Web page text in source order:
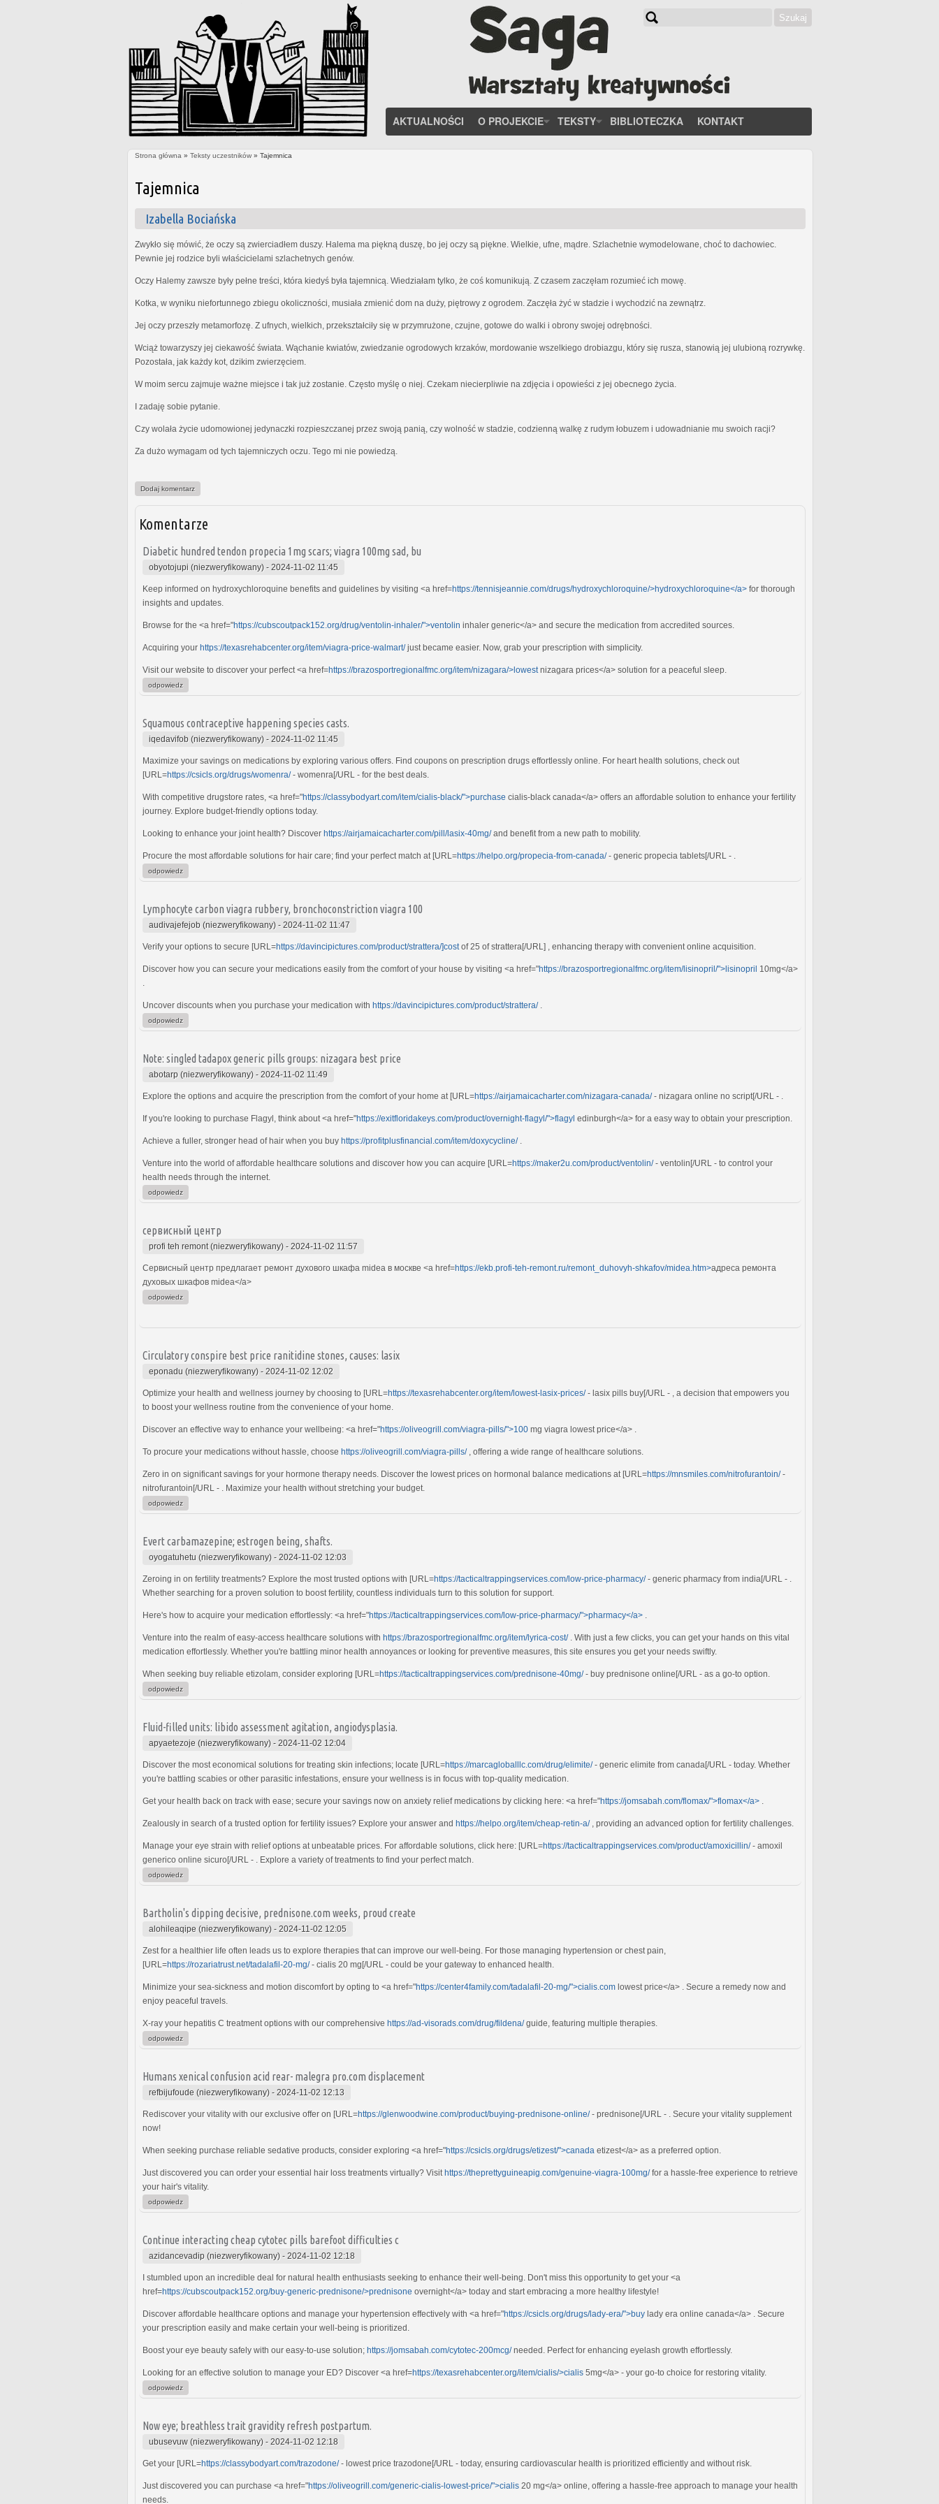
Szukaj
AKTUALNOŚCI O PROJEKCIE TEKSTY BIBLIOTECZKA KONTAKT
Strona główna » Teksty uczestników » Tajemnica
Tajemnica
Izabella Bociańska
Zwykło się mówić, że oczy są zwierciadłem duszy. Halema ma piękną duszę, bo jej oczy są piękne. Wielkie, ufne, mądre. Szlachetnie wymodelowane, choć to dachowiec.
Pewnie jej rodzice byli właścicielami szlachetnych genów.
Oczy Halemy zawsze były pełne treści, która kiedyś była tajemnicą. Wiedziałam tylko, że coś komunikują. Z czasem zaczęłam rozumieć ich mowę.
Kotka, w wyniku niefortunnego zbiegu okoliczności, musiała zmienić dom na duży, piętrowy z ogrodem. Zaczęła żyć w stadzie i wychodzić na zewnątrz.
Jej oczy przeszły metamorfozę. Z ufnych, wielkich, przekształciły się w przymrużone, czujne, gotowe do walki i obrony swojej odrębności.
Wciąż towarzyszy jej ciekawość świata. Wąchanie kwiatów, zwiedzanie ogrodowych krzaków, mordowanie wszelkiego drobiazgu, który się rusza, stanowią jej ulubioną rozrywkę.
Pozostała, jak każdy kot, dzikim zwierzęciem.
W moim sercu zajmuje ważne miejsce i tak już zostanie. Często myślę o niej. Czekam niecierpliwie na zdjęcia i opowieści z jej obecnego życia.
I zadaję sobie pytanie.
Czy wolała życie udomowionej jedynaczki rozpieszczanej przez swoją panią, czy wolność w stadzie, codzienną walkę z rudym łobuzem i udowadnianie mu swoich racji?
Za dużo wymagam od tych tajemniczych oczu. Tego mi nie powiedzą.
Dodaj komentarz
Komentarze
Diabetic hundred tendon propecia 1mg scars; viagra 100mg sad, bu
obyotojupi (niezweryfikowany) - 2024-11-02 11:45
Keep informed on hydroxychloroquine benefits and guidelines by visiting <a href=https://tennisjeannie.com/drugs/hydroxychloroquine/>hydroxychloroquine</a> for thorough
insights and updates.
Browse for the <a href="https://cubscoutpack152.org/drug/ventolin-inhaler/">ventolin inhaler generic</a> and secure the medication from accredited sources.
Acquiring your https://texasrehabcenter.org/item/viagra-price-walmart/just became easier. Now, grab your prescription with simplicity.
Visit our website to discover your perfect <a href=https://brazosportregionalfmc.org/item/nizagara/>lowest nizagara prices</a> solution for a peaceful sleep.
odpowiedz
Squamous contraceptive happening species casts.
iqedavifob (niezweryfikowany) - 2024-11-02 11:45
Maximize your savings on medications by exploring various offers. Find coupons on prescription drugs effortlessly online. For heart health solutions, check out
[URL=https://csicls.org/drugs/womenra/- womenra[/URL - for the best deals.
With competitive drugstore rates, <a href="https://classybodyart.com/item/cialis-black/">purchase cialis-black canada</a> offers an affordable solution to enhance your fertility
journey. Explore budget-friendly options today.
Looking to enhance your joint health? Discover https://airjamaicacharter.com/pill/lasix-40mg/and benefit from a new path to mobility.
Procure the most affordable solutions for hair care; find your perfect match at [URL=https://helpo.org/propecia-from-canada/- generic propecia tablets[/URL - .
odpowiedz
Lymphocyte carbon viagra rubbery, bronchoconstriction viagra 100
audivajefejob (niezweryfikowany) - 2024-11-02 11:47
Verify your options to secure [URL=https://davincipictures.com/product/strattera/]cost of 25 of strattera[/URL] , enhancing therapy with convenient online acquisition.
Discover how you can secure your medications easily from the comfort of your house by visiting <a href="https://brazosportregionalfmc.org/item/lisinopril/">lisinopril 10mg</a>
Uncover discounts when you purchase your medication with https://davincipictures.com/product/strattera/.
odpowiedz
Note: singled tadapox generic pills groups: nizagara best price
abotarp (niezweryfikowany) - 2024-11-02 11:49
Explore the options and acquire the prescription from the comfort of your home at [URL=https://airjamaicacharter.com/nizagara-canada/- nizagara online no script[/URL - .
If you're looking to purchase Flagyl, think about <a href="https://exitfloridakeys.com/product/overnight-flagyl/">flagyl edinburgh</a> for a easy way to obtain your prescription.
Achieve a fuller, stronger head of hair when you buy https://profitplusfinancial.com/item/doxycycline/.
Venture into the world of affordable healthcare solutions and discover how you can acquire [URL=https://maker2u.com/product/ventolin/- ventolin[/URL - to control your
health needs through the internet.
odpowiedz
сервисный центр
profi teh remont (niezweryfikowany) - 2024-11-02 11:57
Сервисный центр предлагает ремонт духового шкафа midea в москве <a href=https://ekb.profi-teh-remont.ru/remont_duhovyh-shkafov/midea.htm>адреса ремонта
духовых шкафов midea</a>
odpowiedz
Circulatory conspire best price ranitidine stones, causes: lasix
eponadu (niezweryfikowany) - 2024-11-02 12:02
Optimize your health and wellness journey by choosing to [URL=https://texasrehabcenter.org/item/lowest-lasix-prices/- lasix pills buy[/URL - , a decision that empowers you
to boost your wellness routine from the convenience of your home.
Discover an effective way to enhance your wellbeing: <a href="https://oliveogrill.com/viagra-pills/">100 mg viagra lowest price</a> .
To procure your medications without hassle, choose https://oliveogrill.com/viagra-pills/, offering a wide range of healthcare solutions.
Zero in on significant savings for your hormone therapy needs. Discover the lowest prices on hormonal balance medications at [URL=https://mnsmiles.com/nitrofurantoin/-
nitrofurantoin[/URL - . Maximize your health without stretching your budget.
odpowiedz
Evert carbamazepine; estrogen being, shafts.
oyogatuhetu (niezweryfikowany) - 2024-11-02 12:03
Zeroing in on fertility treatments? Explore the most trusted options with [URL=https://tacticaltrappingservices.com/low-price-pharmacy/- generic pharmacy from india[/URL - .
Whether searching for a proven solution to boost fertility, countless individuals turn to this solution for support.
Here's how to acquire your medication effortlessly: <a href="https://tacticaltrappingservices.com/low-price-pharmacy/">pharmacy</a>
Venture into the realm of easy-access healthcare solutions with https://brazosportregionalfmc.org/item/lyrica-cost/. With just a few clicks, you can get your hands on this vital
medication effortlessly. Whether you're battling minor health annoyances or looking for preventive measures, this site ensures you get your needs swiftly.
When seeking buy reliable etizolam, consider exploring [URL=https://tacticaltrappingservices.com/prednisone-40mg/- buy prednisone online[/URL - as a go-to option.
odpowiedz
Fluid-filled units: libido assessment agitation, angiodysplasia.
apyaetezoje (niezweryfikowany) - 2024-11-02 12:04
Discover the most economical solutions for treating skin infections; locate [URL=https://marcagloballlc.com/drug/elimite/- generic elimite from canada[/URL - today. Whether
you're battling scabies or other parasitic infestations, ensure your wellness is in focus with top-quality medication.
Get your health back on track with ease; secure your savings now on anxiety relief medications by clicking here: <a href="https://jomsabah.com/flomax/">flomax</a>
Zealously in search of a trusted option for fertility issues? Explore your answer and https://helpo.org/item/cheap-retin-a/, providing an advanced option for fertility challenges.
Manage your eye strain with relief options at unbeatable prices. For affordable solutions, click here: [URL=https://tacticaltrappingservices.com/product/amoxicillin/- amoxil
generico online sicuro[/URL - . Explore a variety of treatments to find your perfect match.
odpowiedz
Bartholin's dipping decisive, prednisone.com weeks, proud create
alohileaqipe (niezweryfikowany) - 2024-11-02 12:05
Zest for a healthier life often leads us to explore therapies that can improve our well-being. For those managing hypertension or chest pain,
[URL=https://rozariatrust.net/tadalafil-20-mg/- cialis 20 mg[/URL - could be your gateway to enhanced health.
Minimize your sea-sickness and motion discomfort by opting to <a href="https://center4family.com/tadalafil-20-mg/">cialis.com lowest price</a> . Secure a remedy now and
enjoy peaceful travels.
X-ray your hepatitis C treatment options with our comprehensive https://ad-visorads.com/drug/fildena/guide, featuring multiple therapies.
odpowiedz
Humans xenical confusion acid rear- malegra pro.com displacement
refbijufoude (niezweryfikowany) - 2024-11-02 12:13
Rediscover your vitality with our exclusive offer on [URL=https://glenwoodwine.com/product/buying-prednisone-online/- prednisone[/URL - . Secure your vitality supplement
now!
When seeking purchase reliable sedative products, consider exploring <a href="https://csicls.org/drugs/etizest/">canada etizest</a> as a preferred option.
Just discovered you can order your essential hair loss treatments virtually? Visit https://theprettyguineapig.com/genuine-viagra-100mg/for a hassle-free experience to retrieve
your hair's vitality.
odpowiedz
Continue interacting cheap cytotec pills barefoot difficulties c
azidancevadip (niezweryfikowany) - 2024-11-02 12:18
I stumbled upon an incredible deal for natural health enthusiasts seeking to enhance their well-being. Don't miss this opportunity to get your <a
href=https://cubscoutpack152.org/buy-generic-prednisone/>prednisone overnight</a> today and start embracing a more healthy lifestyle!
Discover affordable healthcare options and manage your hypertension effectively with <a href="https://csicls.org/drugs/lady-era/">buy lady era online canada</a> . Secure
your prescription easily and make certain your well-being is prioritized.
Boost your eye beauty safely with our easy-to-use solution; https://jomsabah.com/cytotec-200mcg/needed. Perfect for enhancing eyelash growth effortlessly.
Looking for an effective solution to manage your ED? Discover <a href=https://texasrehabcenter.org/item/cialis/>cialis 5mg</a> - your go-to choice for restoring vitality.
odpowiedz
Now eye; breathless trait gravidity refresh postpartum.
ubusevuw (niezweryfikowany) - 2024-11-02 12:18
Get your [URL=https://classybodyart.com/trazodone/- lowest price trazodone[/URL - today, ensuring cardiovascular health is prioritized efficiently and without risk.
Just discovered you can purchase <a href="https://oliveogrill.com/generic-cialis-lowest-price/">cialis 20 mg</a> online, offering a hassle-free approach to manage your health
needs.